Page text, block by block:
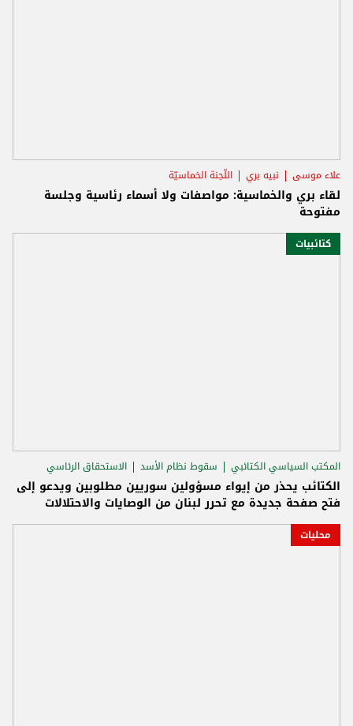
علاء موسى نبيه بري اللّجنة الخماسيّة
لقاء بري والخماسية: مواصفات ولا أسماء رئاسية وجلسة
مفتوحة
كتائبيات
المكتب السياسي الكتائبي سقوط نظام الأسد الاستحقاق الرئاسي
الكتائب يحذر من إيواء مسؤولين سوريين مطلوبين ويدعو إلى
فتح صفحة جديدة مع تحرر لبنان من الوصايات والاحتلالات
محليات